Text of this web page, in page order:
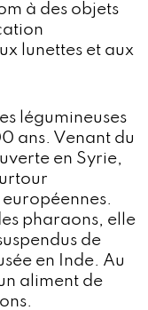
à des objets
lunettes et aux
légumineuses
ans. Venant du
en Syrie,
pharaons, elle
de
en Inde. Au
aliment de